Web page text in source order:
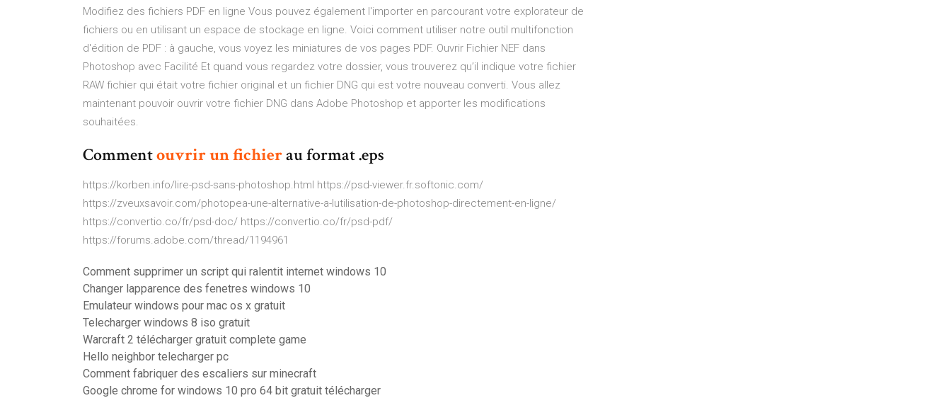
Modifiez des fichiers PDF en ligne Vous pouvez également l'importer en parcourant votre explorateur de
fichiers ou en utilisant un espace de stockage en ligne. Voici comment utiliser notre outil multifonction
d'édition de PDF : à gauche, vous voyez les miniatures de vos pages PDF. Ouvrir Fichier NEF dans
Photoshop avec Facilité Et quand vous regardez votre dossier, vous trouverez qu’il indique votre fichier
RAW fichier qui était votre fichier original et un fichier DNG qui est votre nouveau converti. Vous allez
maintenant pouvoir ouvrir votre fichier DNG dans Adobe Photoshop et apporter les modifications
souhaitées.
Commentouvrirunfichierau format .eps
https://korben.info/lire-psd-sans-photoshop.html https://psd-viewer.fr.softonic.com/
https://zveuxsavoir.com/photopea-une-alternative-a-lutilisation-de-photoshop-directement-en-ligne/
https://convertio.co/fr/psd-doc/ https://convertio.co/fr/psd-pdf/
https://forums.adobe.com/thread/1194961
Comment supprimer un script qui ralentit internet windows 10
Changer lapparence des fenetres windows 10
Emulateur windows pour mac os x gratuit
Telecharger windows 8 iso gratuit
Warcraft 2 télécharger gratuit complete game
Hello neighbor telecharger pc
Comment fabriquer des escaliers sur minecraft
Google chrome for windows 10 pro 64 bit gratuit télécharger